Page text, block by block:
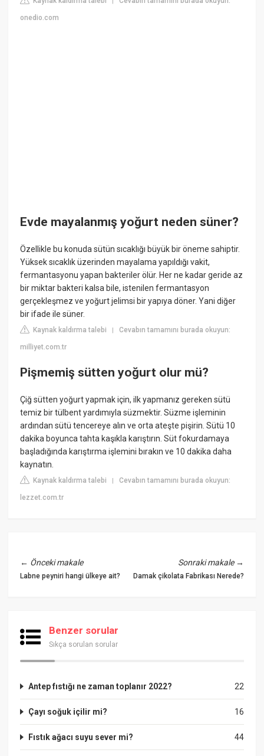
onedio.com
Evde mayalanmış yoğurt neden süner?
Özellikle bu konuda sütün sıcaklığı büyük bir öneme sahiptir.
Yüksek sıcaklık üzerinden mayalama yapıldığı vakit,
fermantasyonu yapan bakteriler ölür. Her ne kadar geride az
bir miktar bakteri kalsa bile, istenilen fermantasyon
gerçekleşmez ve yoğurt jelimsi bir yapıya döner. Yani diğer
bir ifade ile süner.
Kaynak kaldırma talebi |Cevabın tamamını burada okuyun:
milliyet.com.tr
Pişmemiş sütten yoğurt olur mü?
Çiğ sütten yoğurt yapmak için, ilk yapmanız gereken sütü
temiz bir tülbent yardımıyla süzmektir. Süzme işleminin
ardından sütü tencereye alın ve orta ateşte pişirin. Sütü 10
dakika boyunca tahta kaşıkla karıştırın. Süt fokurdamaya
başladığında karıştırma işlemini bırakın ve 10 dakika daha
kaynatın.
Kaynak kaldırma talebi |Cevabın tamamını burada okuyun:
lezzet.com.tr
← Önceki makale
Labne peyniri hangi ülkeye ait?
Sonraki makale→
Damak çikolata Fabrikası Nerede?
Benzer sorular
Sıkça sorulan sorular
22
Antep fıstığı ne zaman toplanır 2022?
16
Çayı soğuk içilir mi?
44
Fıstık ağacı suyu sever mi?